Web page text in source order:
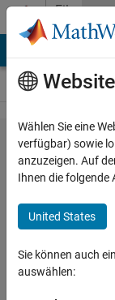
Weiter zum Inhalt
File
Exchange
handling
Seismological
Wählen Sie eine
verfügbar) sowie
anzuzeigen. Auf
Ihnen die folgende
United States
Sie können auch
auswählen: